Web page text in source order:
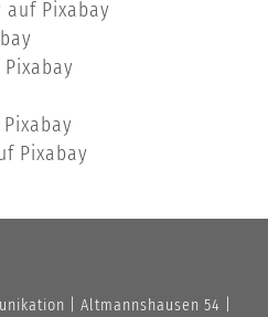
auf Pixabay
Pixabay
Pixabay
Pixabay
| Altmannshausen 54 |